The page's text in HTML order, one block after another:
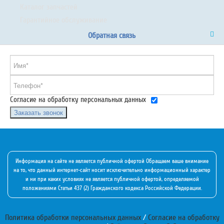
Обратная связь
Согласие на обработку персональных данных
Заказать звонок
Информация на сайте не является публичной офертой Обращаем ваше внимание
на то, что данный интернет-сайт носит исключительно информационный характер
и ни при каких условиях не является публичной офертой, определяемой
положениями Статьи 437 (2) Гражданского кодекса Российской Федерации.
Политика обработки персональных данных/ Согласие на обработку